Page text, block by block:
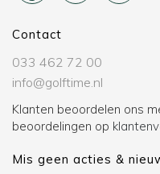
Contact
033 462 72 00
info@golftime.nl
Klanten beoordelen ons
beoordelingen op
Mis geen acties &